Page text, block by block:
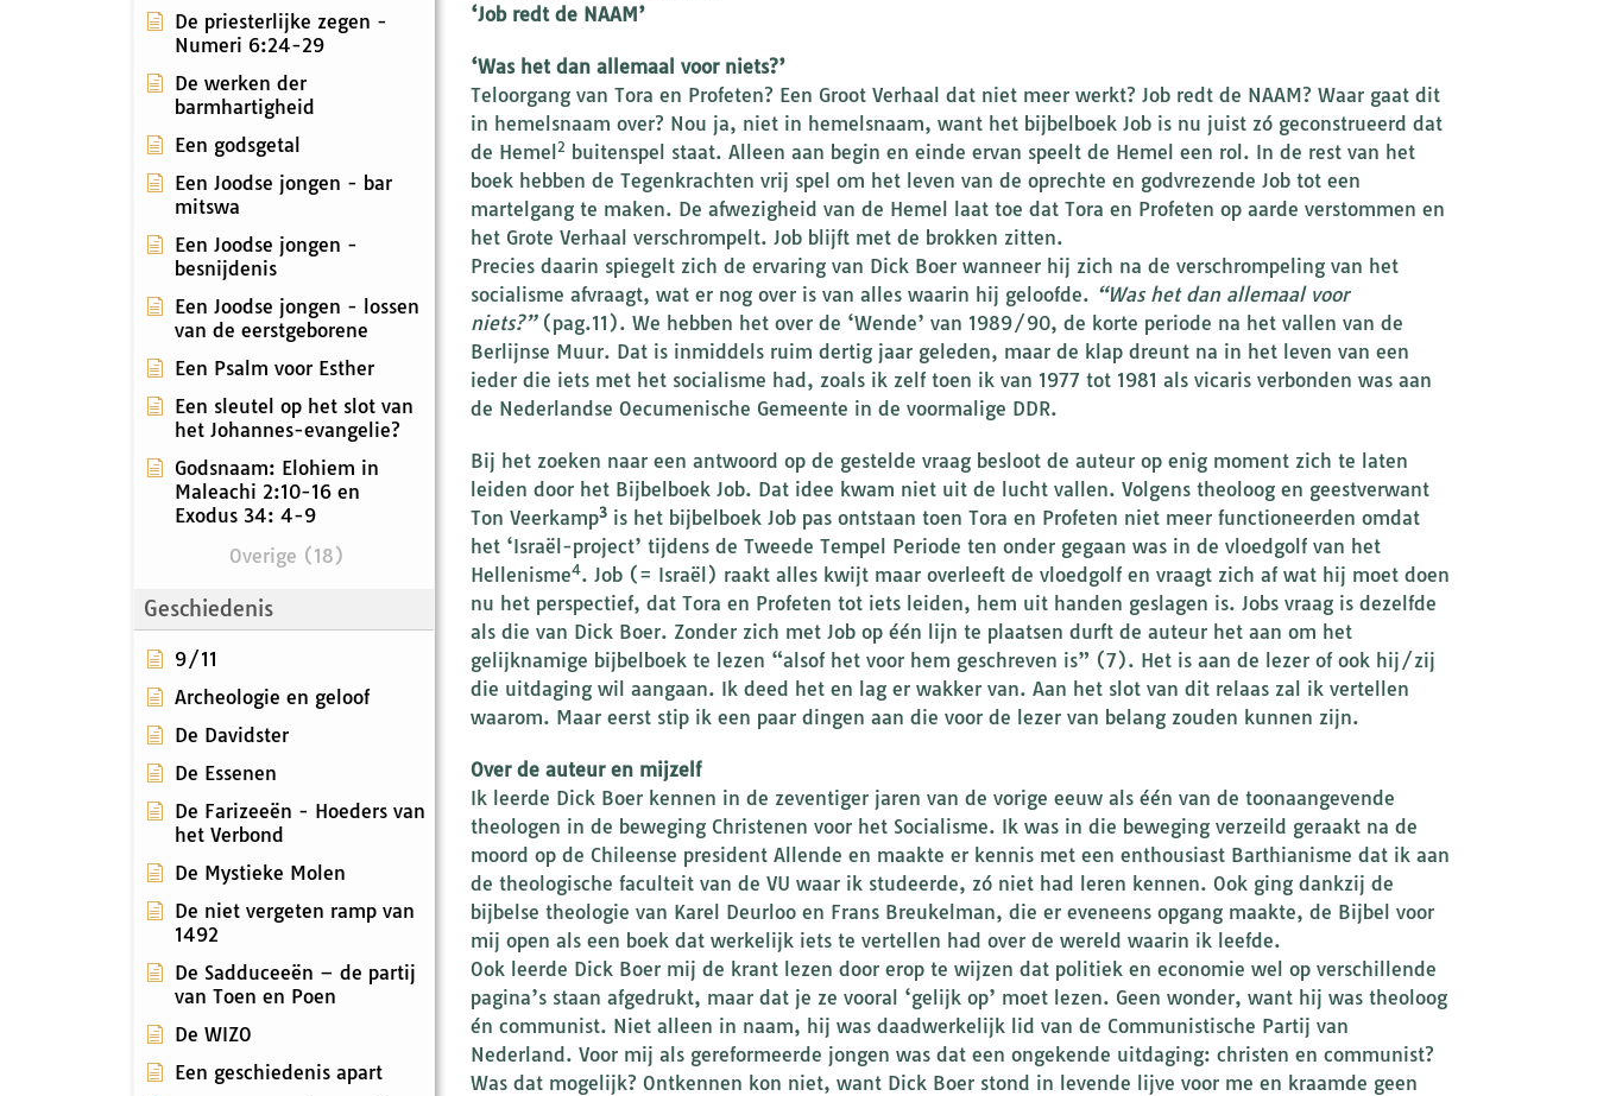
De priesterlijke zegen -
Numeri 6:24-29
De werken der
barmhartigheid
Een godsgetal
Een Joodse jongen - bar
mitswa
Een Joodse jongen -
besnijdenis
Een Joodse jongen - lossen
van de eerstgeborene
Een Psalm voor Esther
Een sleutel op het slot van
het Johannes-evangelie?
Godsnaam: Elohiem in
Maleachi 2:10-16 en
Exodus 34: 4-9
Overige (18)
Geschiedenis
9/11
Archeologie en geloof
De Davidster
De Essenen
De Farizeeën - Hoeders van
het Verbond
De Mystieke Molen
De niet vergeten ramp van
1492
De Sadduceeën – de partij
van Toen en Poen
De WIZO
Een geschiedenis apart
‘Job redt de NAAM’
‘Was het dan allemaal voor niets?’
Teloorgang van Tora en Profeten? Een Groot Verhaal dat niet meer werkt? Job redt de NAAM? Waar gaat dit
in hemelsnaam over? Nou ja, niet in hemelsnaam, want het bijbelboek Job is nu juist zó geconstrueerd dat
de Hemel2 buitenspel staat. Alleen aan begin en einde ervan speelt de Hemel een rol. In de rest van het
boek hebben de Tegenkrachten vrij spel om het leven van de oprechte en godvrezende Job tot een
martelgang te maken. De afwezigheid van de Hemel laat toe dat Tora en Profeten op aarde verstommen en
het Grote Verhaal verschrompelt. Job blijft met de brokken zitten.
Precies daarin spiegelt zich de ervaring van Dick Boer wanneer hij zich na de verschrompeling van het
socialisme afvraagt, wat er nog over is van alles waarin hij geloofde. “Was het dan allemaal voor
niets?”(pag.11). We hebben het over de ‘Wende’ van 1989/90, de korte periode na het vallen van de
Berlijnse Muur. Dat is inmiddels ruim dertig jaar geleden, maar de klap dreunt na in het leven van een
ieder die iets met het socialisme had, zoals ik zelf toen ik van 1977 tot 1981 als vicaris verbonden was aan
de Nederlandse Oecumenische Gemeente in de voormalige DDR.
Bij het zoeken naar een antwoord op de gestelde vraag besloot de auteur op enig moment zich te laten
leiden door het Bijbelboek Job. Dat idee kwam niet uit de lucht vallen. Volgens theoloog en geestverwant
Ton Veerkamp3is het bijbelboek Job pas ontstaan toen Tora en Profeten niet meer functioneerden omdat
het ‘Israël-project’ tijdens de Tweede Tempel Periode ten onder gegaan was in de vloedgolf van het
Hellenisme4. Job (= Israël) raakt alles kwijt maar overleeft de vloedgolf en vraagt zich af wat hij moet doen
nu het perspectief, dat Tora en Profeten tot iets leiden, hem uit handen geslagen is. Jobs vraag is dezelfde
als die van Dick Boer. Zonder zich met Job op één lijn te plaatsen durft de auteur het aan om het
gelijknamige bijbelboek te lezen “alsof het voor hem geschreven is” (7). Het is aan de lezer of ook hij/zij
die uitdaging wil aangaan. Ik deed het en lag er wakker van. Aan het slot van dit relaas zal ik vertellen
waarom. Maar eerst stip ik een paar dingen aan die voor de lezer van belang zouden kunnen zijn.
Over de auteur en mijzelf
Ik leerde Dick Boer kennen in de zeventiger jaren van de vorige eeuw als één van de toonaangevende
theologen in de beweging Christenen voor het Socialisme. Ik was in die beweging verzeild geraakt na de
moord op de Chileense president Allende en maakte er kennis met een enthousiast Barthianisme dat ik aan
de theologische faculteit van de VU waar ik studeerde, zó niet had leren kennen. Ook ging dankzij de
bijbelse theologie van Karel Deurloo en Frans Breukelman, die er eveneens opgang maakte, de Bijbel voor
mij open als een boek dat werkelijk iets te vertellen had over de wereld waarin ik leefde.
Ook leerde Dick Boer mij de krant lezen door erop te wijzen dat politiek en economie wel op verschillende
pagina’s staan afgedrukt, maar dat je ze vooral ‘gelijk op’ moet lezen. Geen wonder, want hij was theoloog
én communist. Niet alleen in naam, hij was daadwerkelijk lid van de Communistische Partij van
Nederland. Voor mij als gereformeerde jongen was dat een ongekende uitdaging: christen en communist?
Was dat mogelijk? Ontkennen kon niet, want Dick Boer stond in levende lijve voor me en kraamde geen